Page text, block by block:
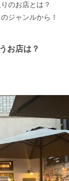
のお店とは？
ジャンルから！
お店は？